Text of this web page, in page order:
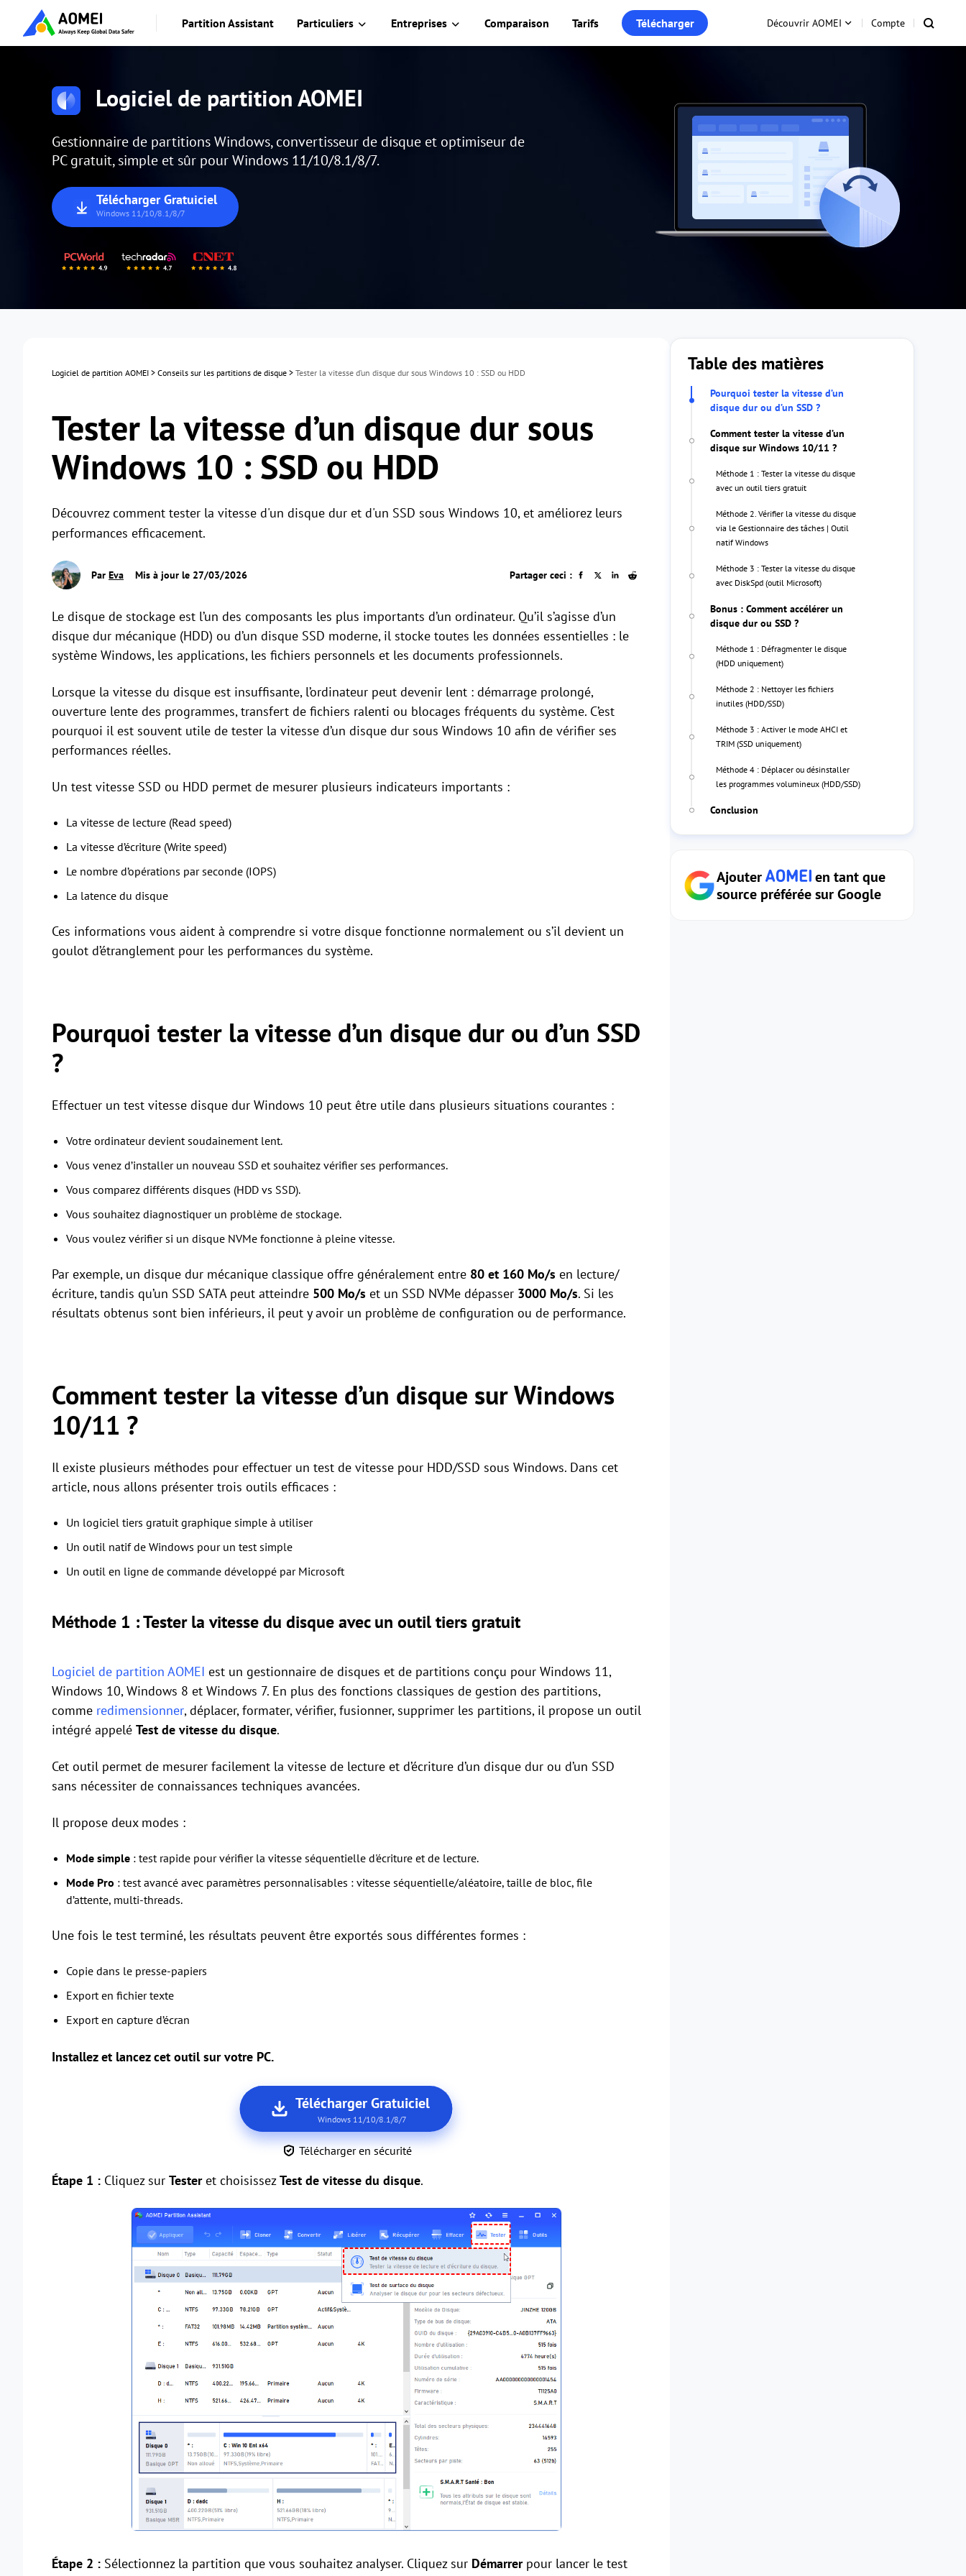
Partition Assistant Particuliers Entreprises Comparaison Tarifs Télécharger Découvrir AOMEI Compte
Logiciel de partition AOMEI
Gestionnaire de partitions Windows, convertisseur de disque et optimiseur de
PC gratuit, simple et sûr pour Windows 11/10/8.1/8/7.
Télécharger Gratuiciel
Windows 11/10/8.1/8/7
Logiciel de partition AOMEI > Conseils sur les partitions de disque > Tester la vitesse d’un disque dur sous Windows 10 : SSD ou HDD
Tester la vitesse d’un disque dur sous
Windows 10 : SSD ou HDD
Découvrez comment tester la vitesse d'un disque dur et d'un SSD sous Windows 10, et améliorez leurs
performances efficacement.
Par Eva Mis à jour le 27/03/2026 Partager ceci :
Le disque de stockage est l’un des composants les plus importants d’un ordinateur. Qu’il s’agisse d’un
disque dur mécanique (HDD) ou d’un disque SSD moderne, il stocke toutes les données essentielles : le
système Windows, les applications, les fichiers personnels et les documents professionnels.
Lorsque la vitesse du disque est insuffisante, l’ordinateur peut devenir lent : démarrage prolongé,
ouverture lente des programmes, transfert de fichiers ralenti ou blocages fréquents du système. C’est
pourquoi il est souvent utile de tester la vitesse d’un disque dur sous Windows 10 afin de vérifier ses
performances réelles.
Un test vitesse SSD ou HDD permet de mesurer plusieurs indicateurs importants :
La vitesse de lecture (Read speed)
La vitesse d’écriture (Write speed)
Le nombre d’opérations par seconde (IOPS)
La latence du disque
Ces informations vous aident à comprendre si votre disque fonctionne normalement ou s’il devient un
goulot d’étranglement pour les performances du système.
Pourquoi tester la vitesse d’un disque dur ou d’un SSD
?
Effectuer un test vitesse disque dur Windows 10 peut être utile dans plusieurs situations courantes :
Votre ordinateur devient soudainement lent.
Vous venez d’installer un nouveau SSD et souhaitez vérifier ses performances.
Vous comparez différents disques (HDD vs SSD).
Vous souhaitez diagnostiquer un problème de stockage.
Vous voulez vérifier si un disque NVMe fonctionne à pleine vitesse.
Par exemple, un disque dur mécanique classique offre généralement entre 80 et 160 Mo/s en lecture/
écriture, tandis qu’un SSD SATA peut atteindre 500 Mo/s et un SSD NVMe dépasser 3000 Mo/s. Si les
résultats obtenus sont bien inférieurs, il peut y avoir un problème de configuration ou de performance.
Comment tester la vitesse d’un disque sur Windows
10/11 ?
Il existe plusieurs méthodes pour effectuer un test de vitesse pour HDD/SSD sous Windows. Dans cet
article, nous allons présenter trois outils efficaces :
Un logiciel tiers gratuit graphique simple à utiliser
Un outil natif de Windows pour un test simple
Un outil en ligne de commande développé par Microsoft
Méthode 1 : Tester la vitesse du disque avec un outil tiers gratuit
Logiciel de partition AOMEI est un gestionnaire de disques et de partitions conçu pour Windows 11,
Windows 10, Windows 8 et Windows 7. En plus des fonctions classiques de gestion des partitions,
comme redimensionner, déplacer, formater, vérifier, fusionner, supprimer les partitions, il propose un outil
intégré appelé Test de vitesse du disque.
Cet outil permet de mesurer facilement la vitesse de lecture et d’écriture d’un disque dur ou d’un SSD
sans nécessiter de connaissances techniques avancées.
Il propose deux modes :
Mode simple : test rapide pour vérifier la vitesse séquentielle d'écriture et de lecture.
Mode Pro : test avancé avec paramètres personnalisables : vitesse séquentielle/aléatoire, taille de bloc, file
d’attente, multi-threads.
Une fois le test terminé, les résultats peuvent être exportés sous différentes formes :
Copie dans le presse-papiers
Export en fichier texte
Export en capture d’écran
Installez et lancez cet outil sur votre PC.
Télécharger Gratuiciel
Windows 11/10/8.1/8/7
Télécharger en sécurité
Étape 1 : Cliquez sur Testeret choisissezTest de vitesse du disque.
Étape 2 : Sélectionnez la partition que vous souhaitez analyser. Cliquez sur Démarrerpour lancer le test
Table des matières
Pourquoi tester la vitesse d’un
disque dur ou d’un SSD ?
Comment tester la vitesse d’un
disque sur Windows 10/11 ?
Méthode 1 : Tester la vitesse du disque
avec un outil tiers gratuit
Méthode 2. Vérifier la vitesse du disque
via le Gestionnaire des tâches | Outil
natif Windows
Méthode 3 : Tester la vitesse du disque
avec DiskSpd (outil Microsoft)
Bonus : Comment accélérer un
disque dur ou SSD ?
Méthode 1 : Défragmenter le disque
(HDD uniquement)
Méthode 2 : Nettoyer les fichiers
inutiles (HDD/SSD)
Méthode 3 : Activer le mode AHCI et
TRIM (SSD uniquement)
Méthode 4 : Déplacer ou désinstaller
les programmes volumineux (HDD/SSD)
Conclusion
Ajouter
en tant que
source préférée sur Google